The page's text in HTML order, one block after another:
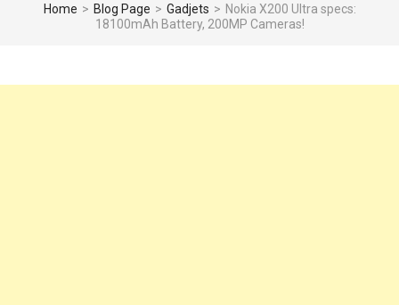
Home > Blog Page > Gadjets > Nokia X200 Ultra specs:
18100mAh Battery, 200MP Cameras!